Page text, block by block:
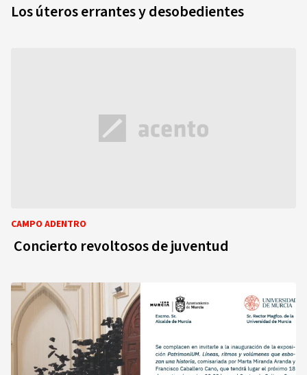
Los úteros errantes y desobedientes
CAMPO ADENTRO
Concierto revoltosos de juventud